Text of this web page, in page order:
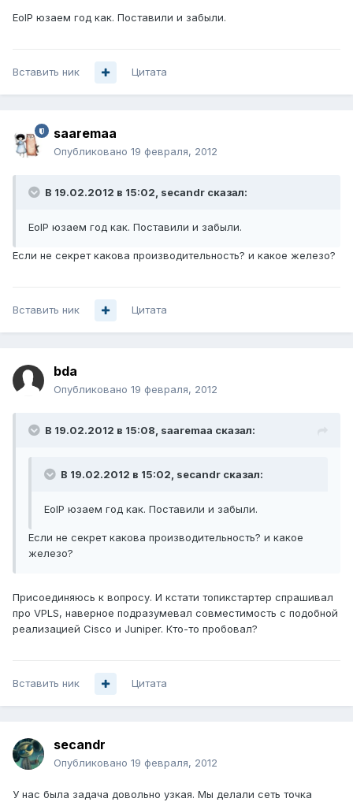
EoIP юзаем год как. Поставили и забыли.
Вставить ник Цитата
saaremaa
Опубликовано 19 февраля, 2012
В 19.02.2012 в 15:02, secandr сказал:
EoIP юзаем год как. Поставили и забыли.
Если не секрет какова производительность? и какое железо?
Вставить ник Цитата
bda
Опубликовано 19 февраля, 2012
В 19.02.2012 в 15:08, saaremaa сказал:
В 19.02.2012 в 15:02, secandr сказал:
EoIP юзаем год как. Поставили и забыли.
Если не секрет какова производительность? и какое
железо?
Присоединяюсь к вопросу. И кстати топикстартер спрашивал
про VPLS, наверное подразумевал совместимость с подобной
реализацией Cisco и Juniper. Кто-то пробовал?
Вставить ник Цитата
secandr
Опубликовано 19 февраля, 2012
У нас была задача довольно узкая. Мы делали сеть точка